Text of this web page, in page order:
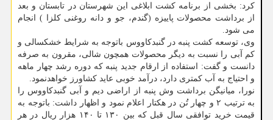
کرد: بخشی از برنامه کشت ابلاغی این شهرستان در تابستان و بعد
از برداشت محصولات پاییزه (گندم، جو و دانه روغنی کلزا ) انجام
می شود.
وی، توسعه کشت پنبه در گنبدکاووس باتوجه به شرایط خشکسالی و
کم آبی را نسبت به دیگر محصولات همچون شالی، مقرون به صرفه
دانست و گفت: استفاده از ارقام جدید پنبه که دوره رشد چهار ماهه
و احتیاج به آب کمتری دارد، درآمد خوبی عاید کشاورز خواهدنمود.
نورا، میانیگن برداشت وش پنبه از اراضی دیم و آبی گنبدکاووس را
به ترتیب ۲ و چهار تُن در هکتار اعلام نمود و اظهار داشت: باتوجه به
قیمت خرید توافقی سال قبل که بین ۱۳۰ تا ۱۴۰ هزار ریال در هر